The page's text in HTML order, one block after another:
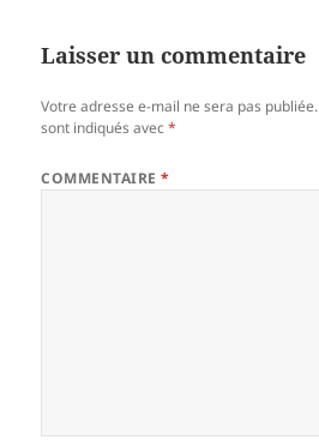
Laisser un commentaire
Votre adresse e-mail ne sera pas publiée.
sont indiqués avec*
COMMENTAIRE*